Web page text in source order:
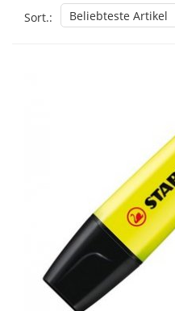
Sort.: Beliebteste Artikel